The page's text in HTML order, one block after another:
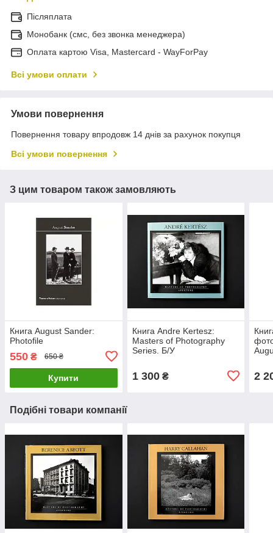
Післяплата
Монобанк (смс, без звонка менеджера)
Оплата картою Visa, Mastercard - WayForPay
Всі умови оплати
Умови повернення
Повернення товару впродовж 14 днів за рахунок покупця
Всі умови повернення
З цим товаром також замовляють
Книга August Sander:
Photofile
550 ₴ 650 ₴
Купити
Книга Andre Kertesz:
Masters of Photography
Series. Б/У
1 300₴ 2
Подібні товари компанії